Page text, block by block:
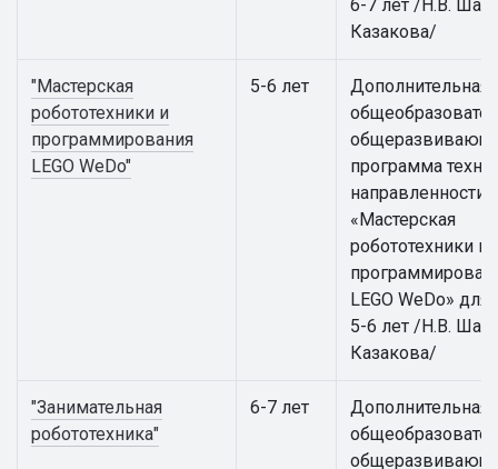
6-7 лет /Н.В.
Казакова/
"Мастерская
робототехники и
программирования
LEGO WeDo"
5-6 лет
Дополнительная
программа
направленности
«Мастерская
робототехники и
LEGO WeDo» для
5-6 лет /Н.В.
Казакова/
"Занимательная
робототехника"
6-7 лет
Дополнительная